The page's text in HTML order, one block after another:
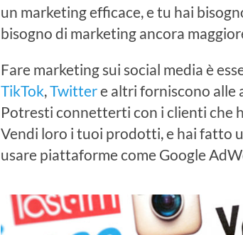
un marketing efficace, e tu hai
bisogno di marketing ancora
Fare marketing sui social media è
TikTok, Twittere altri forniscono alle
Potresti connetterti con i clienti che
Vendi loro i tuoi prodotti, e hai fatto
usare piattaforme come Google